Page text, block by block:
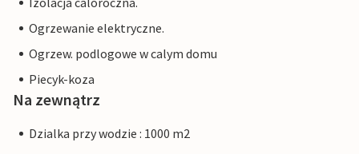
Ogrzewanie elektryczne.
Ogrzew. podlogowe w calym domu
Piecyk-koza
Na zewnątrz
Dzialka przy wodzie : 1000 m2